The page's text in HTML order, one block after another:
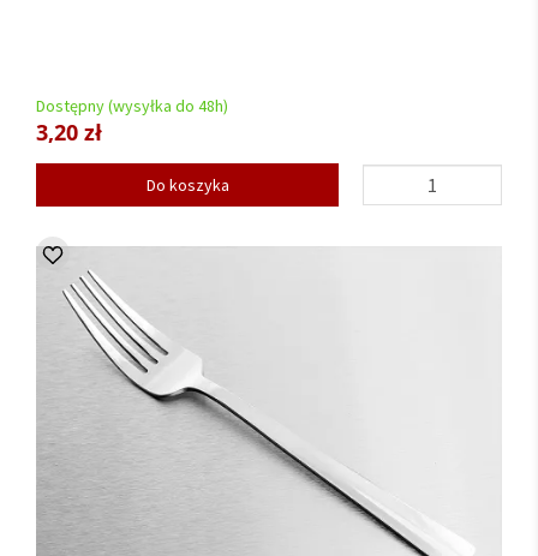
Dostępny (wysyłka do 48h)
3,20 zł
Do koszyka